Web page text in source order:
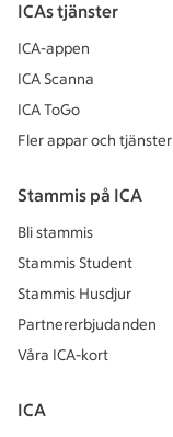
ICAs tjänster
ICA-appen
ICA Scanna
ICA ToGo
Fler appar och tjänster
Stammis på ICA
Bli stammis
Stammis Student
Stammis Husdjur
Partnererbjudanden
Våra ICA-kort
ICA